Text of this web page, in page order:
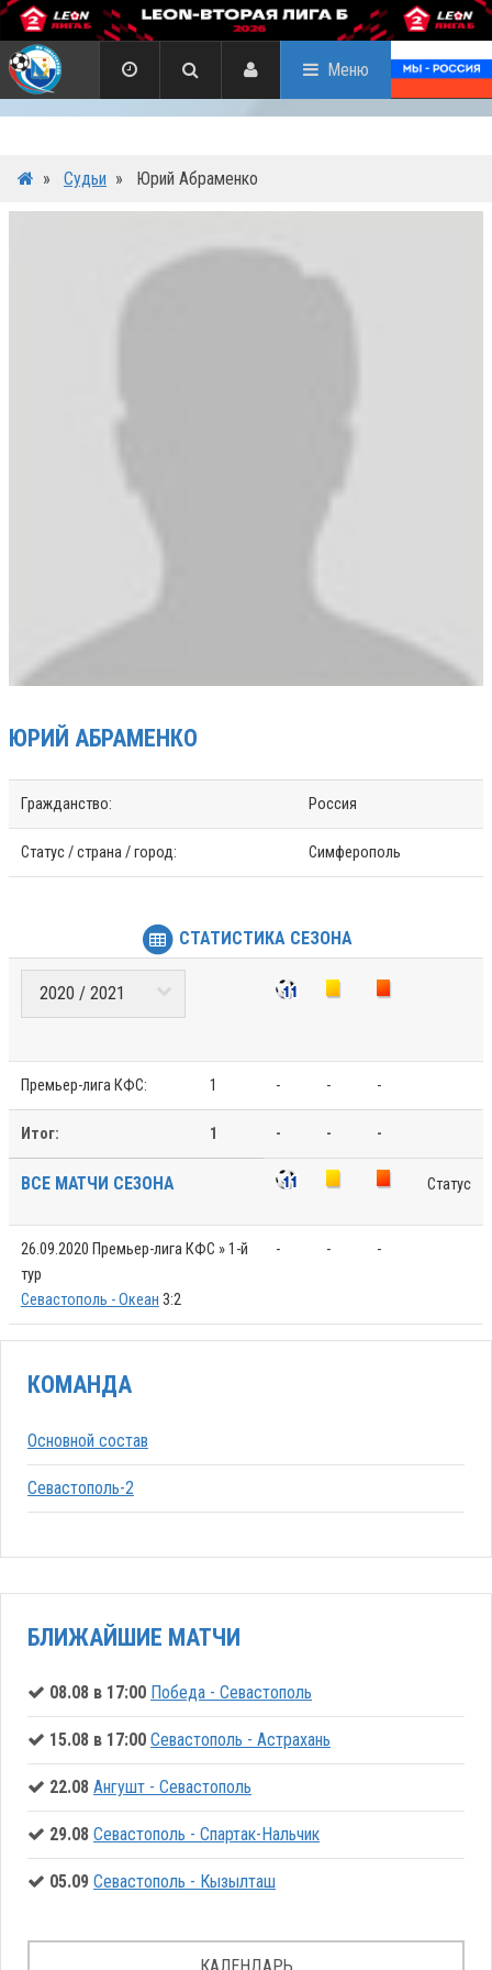
Меню
» Судьи » Юрий Абраменко
ЮРИЙ АБРАМЕНКО
Гражданство: Россия
Статус / страна / город: Симферополь
СТАТИСТИКА СЕЗОНА
Премьер-лига КФС: 1 - - -
Итог: 1 - - -
ВСЕ МАТЧИ СЕЗОНА Статус
26.09.2020 Премьер-лига КФС » 1-й
тур
Севастополь - Океан 3:2
- - -
КОМАНДА
Основной состав
Севастополь-2
БЛИЖАЙШИЕ МАТЧИ
08.08 в 17:00 Победа - Севастополь
15.08 в 17:00 Севастополь - Астрахань
22.08 Ангушт - Севастополь
29.08 Севастополь - Спартак-Нальчик
05.09 Севастополь - Кызылташ